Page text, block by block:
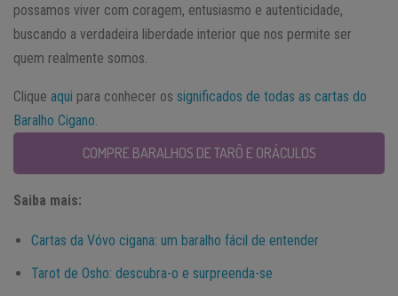
possamos viver com coragem, entusiasmo e autenticidade,
buscando a verdadeira liberdade interior que nos permite ser
quem realmente somos.
Clique aqui para conhecer os significados de todas as cartas do
Baralho Cigano
COMPRE BARALHOS DE TARÔ E ORÁCULOS
Saiba mais:
Cartas da Vóvo cigana: um baralho fácil de entender
Tarot de Osho: descubra-o e surpreenda-se